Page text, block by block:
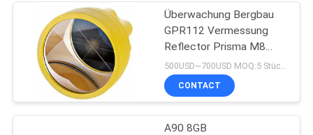
teleskopischer
Pfosten der
Kohlenstofffaser
11
Überwachung Bergbau
GPR112 Vermessung
Reflector Prisma M8
Thread Survey Prisma
CONTACT
A90 8GB